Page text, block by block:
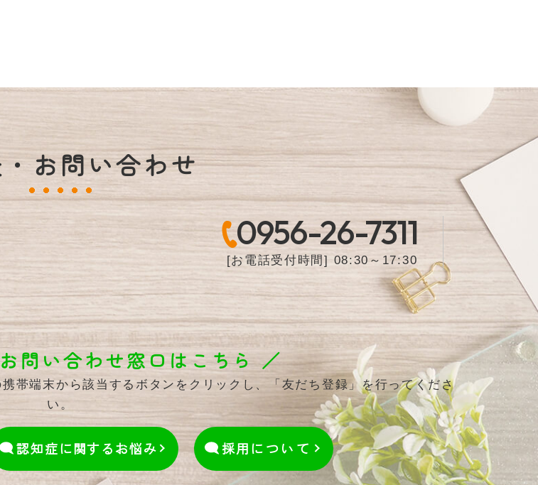
お問い合わせ
0956-26-7311
[お電話受付時間] 08:30～17:30
問い合わせ窓口はこちら ／
帯端末から該当するボタンをクリックし、「友だち登録」を行ってくださ
い。
認知症に関するお悩み 採用について